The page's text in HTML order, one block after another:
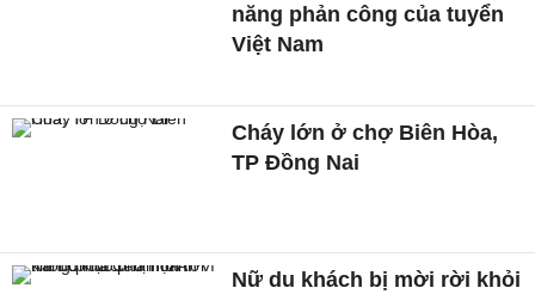
năng phản công của tuyển
Việt Nam
Cháy lớn ở chợ Biên Hòa,
TP Đồng Nai
Nữ du khách bị mời rời khỏi